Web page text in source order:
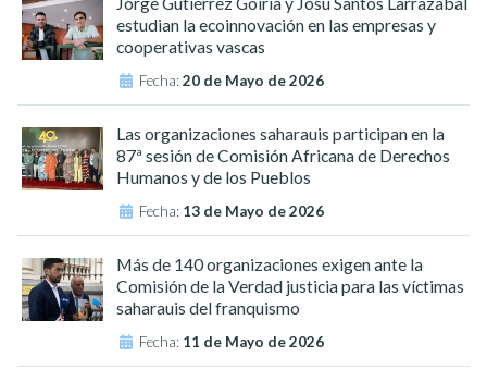
estudian la ecoinnovación en las empresas y
cooperativas vascas
Fecha:20 de Mayo de 2026
Las organizaciones saharauis participan en la
87ª sesión de Comisión Africana de Derechos
Humanos y de los Pueblos
Fecha: 13 de Mayo de 2026
Más de 140 organizaciones exigen ante la
Comisión de la Verdad justicia para las víctimas
saharauis del franquismo
Fecha: 11 de Mayo de 2026